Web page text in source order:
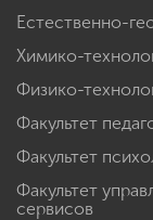
Естественно-
Химико-
Физико-
Факультет
Факультет
Факультет
сервисов